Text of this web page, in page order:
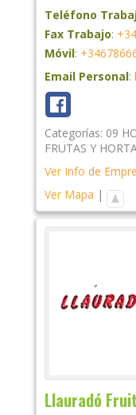
Teléfono
Fax Trabajo:
Móvil:
Email Personal:
Categorías: 09
FRUTAS Y
Ver Info de
Ver Mapa |
Llauradó